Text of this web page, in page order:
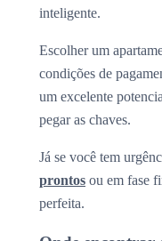
inteligente.
Escolher um
condições de
um excelente
pegar as chaves.
Já se você tem
prontos ou em fase
perfeita.